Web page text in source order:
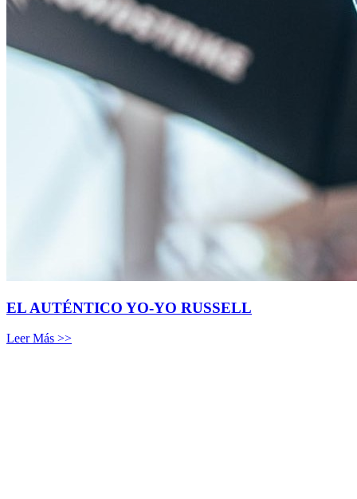
EL AUTÉNTICO YO-YO RUSSELL
Leer Más >>